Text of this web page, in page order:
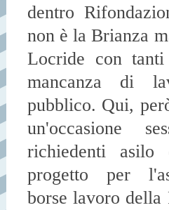
dentro
non è la Brianza
Locride con
mancanza di
pubblico. Qui,
un'occasione
richiedenti
progetto per
borse lavoro della